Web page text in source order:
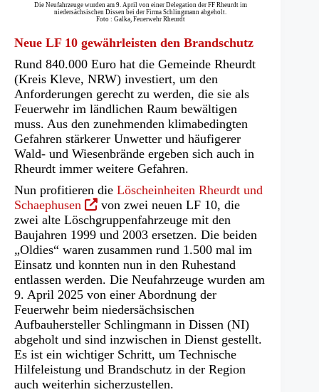
Die Neufahrzeuge wurden am 9. April von einer Delegation der FF Rheurdt im
niedersächsischen Dissen bei der Firma Schlingmann abgeholt.
Foto : Galka, Feuerwehr Rheurdt
Neue LF 10 gewährleisten den Brandschutz
Rund 840.000 Euro hat die Gemeinde Rheurdt
(Kreis Kleve, NRW) investiert, um den
Anforderungen gerecht zu werden, die sie als
Feuerwehr im ländlichen Raum bewältigen
muss. Aus den zunehmenden klimabedingten
Gefahren stärkerer Unwetter und häufigerer
Wald- und Wiesenbrände ergeben sich auch in
Rheurdt immer weitere Gefahren.
Nun profitieren die Löscheinheiten Rheurdt und
Schaephusen (Öffnet
in
einem
neuen
Tab)
von zwei neuen LF 10, die
zwei alte Löschgruppenfahrzeuge mit den
Baujahren 1999 und 2003 ersetzen. Die beiden
„Oldies“ waren zusammen rund 1.500 mal im
Einsatz und konnten nun in den Ruhestand
entlassen werden. Die Neufahrzeuge wurden am
9. April 2025 von einer Abordnung der
Feuerwehr beim niedersächsischen
Aufbauhersteller Schlingmann in Dissen (NI)
abgeholt und sind inzwischen in Dienst gestellt.
Es ist ein wichtiger Schritt, um Technische
Hilfeleistung und Brandschutz in der Region
auch weiterhin sicherzustellen.